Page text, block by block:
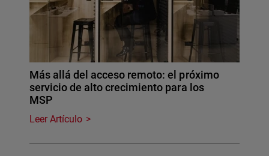
Más allá del acceso remoto: el próximo
servicio de alto crecimiento para los
MSP
Leer Artículo